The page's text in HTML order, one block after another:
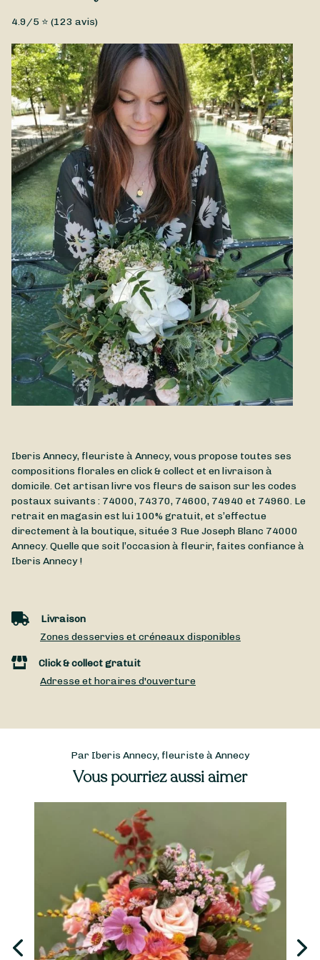
Un joli bouquet d’automne signé Iberis Annecy composé de
fleurs de saison. Disponible à la livraison à Annecy et ses
environs.
Photo non contractuelle
4.9/5 ⭐ (123 avis)
Iberis Annecy, fleuriste à Annecy, vous propose toutes ses
compositions florales en click & collect et en livraison à
domicile. Cet artisan livre vos fleurs de saison sur les codes
postaux suivants : 74000, 74370, 74600, 74940 et 74960. Le
retrait en magasin est lui 100% gratuit, et s’effectue
directement à la boutique, située3 Rue Joseph Blanc 74000
Annecy. Quelle que soit l’occasion à fleurir, faites confiance à
Iberis Annecy !
Livraison
Zones desservies et créneaux disponibles
Click & collect gratuit
Adresse et horaires d'ouverture
Par Iberis Annecy, fleuriste à Annecy
Vous pourriez aussi aimer